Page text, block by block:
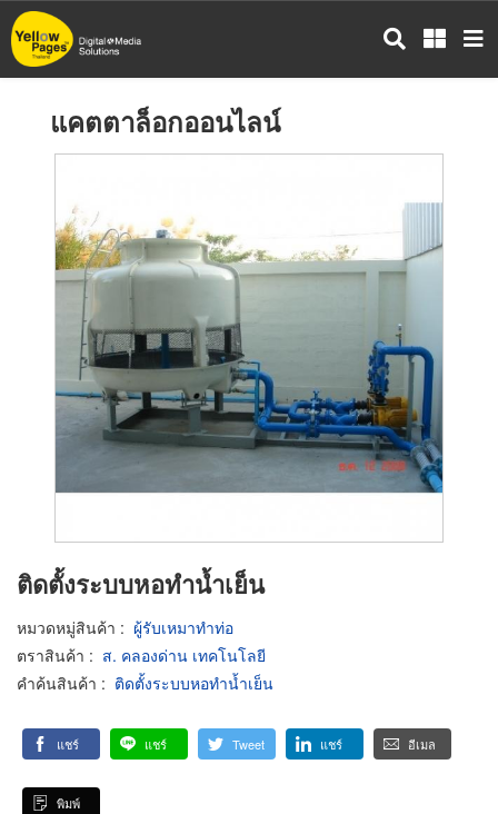
ข้าม
ไป
แคตตาล็อกออนไลน์
ติดตั้งระบบหอทำน้ำเย็น
หมวดหมู่สินค้า : ผู้รับเหมาทำท่อ
ตราสินค้า : ส. คลองด่าน เทคโนโลยี
คำค้นสินค้า : ติดตั้งระบบหอทำน้ำเย็น
แชร์ แชร์ Tweet แชร์ อีเมล
พิมพ์